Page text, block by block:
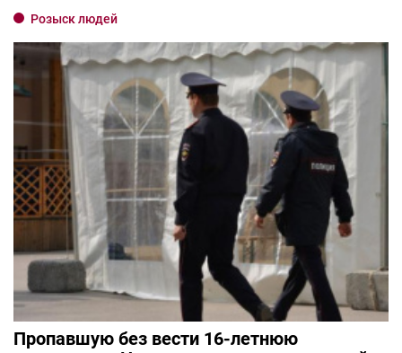
Розыск людей
Пропавшую без вести 16-летнюю